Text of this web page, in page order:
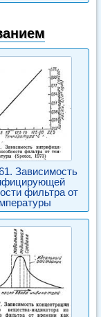
Зависимость
фильтра от